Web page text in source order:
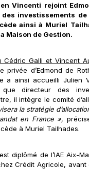
Vincenti rejoint
investissements
ainsi à Muriel
Maison de Gestion.
Cédric Galli et Vincent
privée d’Edmond de
a ainsi accueilli Julien
directeur des
il intègre le comité
la stratégie
en France »,
à Muriel Tailhades.
diplômé de l’IAE Aix-
Crédit Agricole,